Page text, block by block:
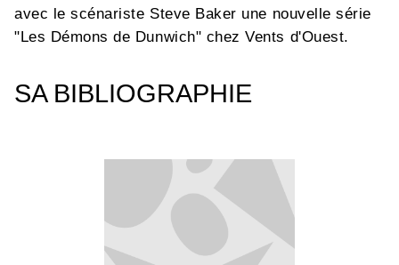
avec le scénariste Steve Baker une nouvelle série
"Les Démons de Dunwich" chez Vents d'Ouest.
SA BIBLIOGRAPHIE